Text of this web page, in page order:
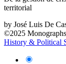
territorial
by José Luis De
©2025 Monographs
History & Political